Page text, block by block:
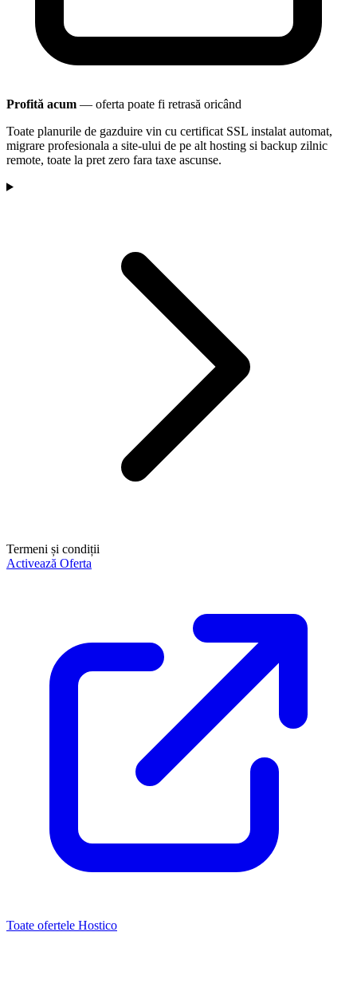
Profită acum — oferta poate fi retrasă oricând
Toate planurile de gazduire vin cu certificat SSL instalat automat,
migrare profesionala a site-ului de pe alt hosting si backup zilnic
remote, toate la pret zero fara taxe ascunse.
Termeni și condiții
Activează Oferta
Toate ofertele Hostico